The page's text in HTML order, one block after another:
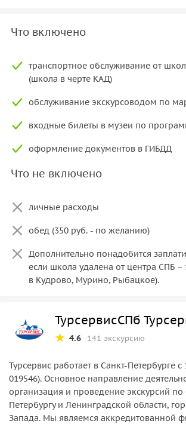
Что включено
транспортное обслуживание от
(школа в черте КАД)
обслуживание экскурсоводом по
входные билеты в музеи по
оформление документов в ГИБДД
Что не включено
личные расходы
обед (350 руб. - по желанию)
Дополнительно понадобится
если школа удалена от центра СПБ –
в Кудрово, Мурино, Рыбацкое).
ТурсервисСПб
4.6 141 экскурсию
Турсервис работает в Санкт-Петербурге
019546). Основное направление
организация и проведение экскурсий по
Петербургу и Ленинградской области,
Запада. Мы являемся аккредитованной